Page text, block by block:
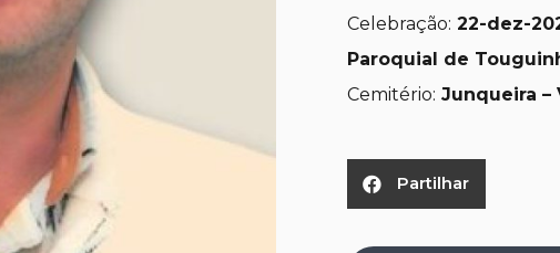
Celebração: 22-dez-
Paroquial de
Cemitério: Junqueira –
Partilhar